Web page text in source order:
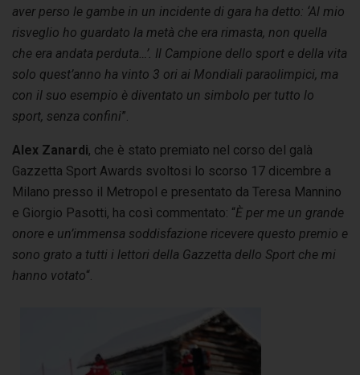
aver perso le gambe in un incidente di gara ha detto: ‘Al mio
risveglio ho guardato la metà che era rimasta, non quella
che era andata perduta…’. Il Campione dello sport e della vita
solo quest’anno ha vinto 3 ori ai Mondiali paraolimpici, ma
con il suo esempio è diventato un simbolo per tutto lo
sport, senza confini”.
Alex Zanardi, che è stato premiato nel corso del galà
Gazzetta Sport Awards svoltosi lo scorso 17 dicembre a
Milano presso il Metropol e presentato da Teresa Mannino
e Giorgio Pasotti, ha così commentato: “È per me un grande
onore e un’immensa soddisfazione ricevere questo premio e
sono grato a tutti i lettori della Gazzetta dello Sport che mi
hanno votato“.